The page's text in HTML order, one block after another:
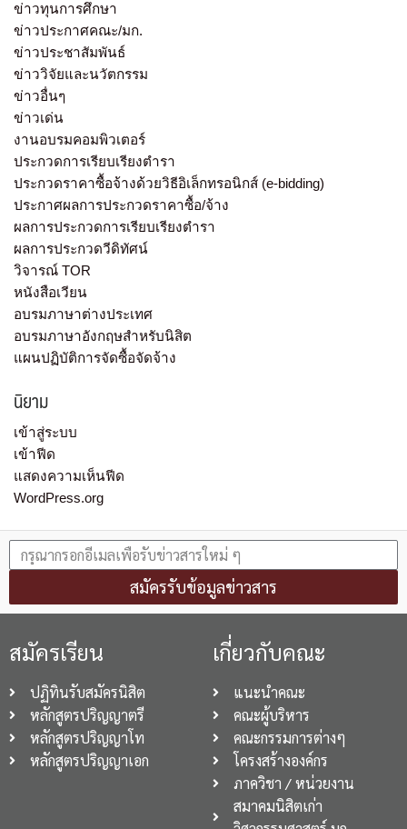
ข่าวทุนการศึกษา
ข่าวประกาศคณะ/มก.
ข่าวประชาสัมพันธ์
ข่าววิจัยและนวัตกรรม
ข่าวอื่นๆ
ข่าวเด่น
งานอบรมคอมพิวเตอร์
ประกวดการเรียบเรียงตำรา
ประกวดราคาซื้อจ้างด้วยวิธีอิเล็กทรอนิกส์ (e-bidding)
ประกาศผลการประกวดราคาซื้อ/จ้าง
ผลการประกวดการเรียบเรียงตำรา
ผลการประกวดวีดิทัศน์
วิจารณ์ TOR
หนังสือเวียน
อบรมภาษาต่างประเทศ
อบรมภาษาอังกฤษสำหรับนิสิต
แผนปฏิบัติการจัดซื้อจัดจ้าง
นิยาม
เข้าสู่ระบบ
เข้าฟีด
แสดงความเห็นฟีด
WordPress.org
สมัครรับข้อมูลข่าวสาร
สมัครเรียน
ปฏิทินรับสมัครนิสิต
หลักสูตรปริญญาตรี
หลักสูตรปริญญาโท
หลักสูตรปริญญาเอก
เกี่ยวกับคณะ
แนะนำคณะ
คณะผู้บริหาร
คณะกรรมการต่างๆ
โครงสร้างองค์กร
ภาควิชา / หน่วยงาน
สมาคมนิสิตเก่า